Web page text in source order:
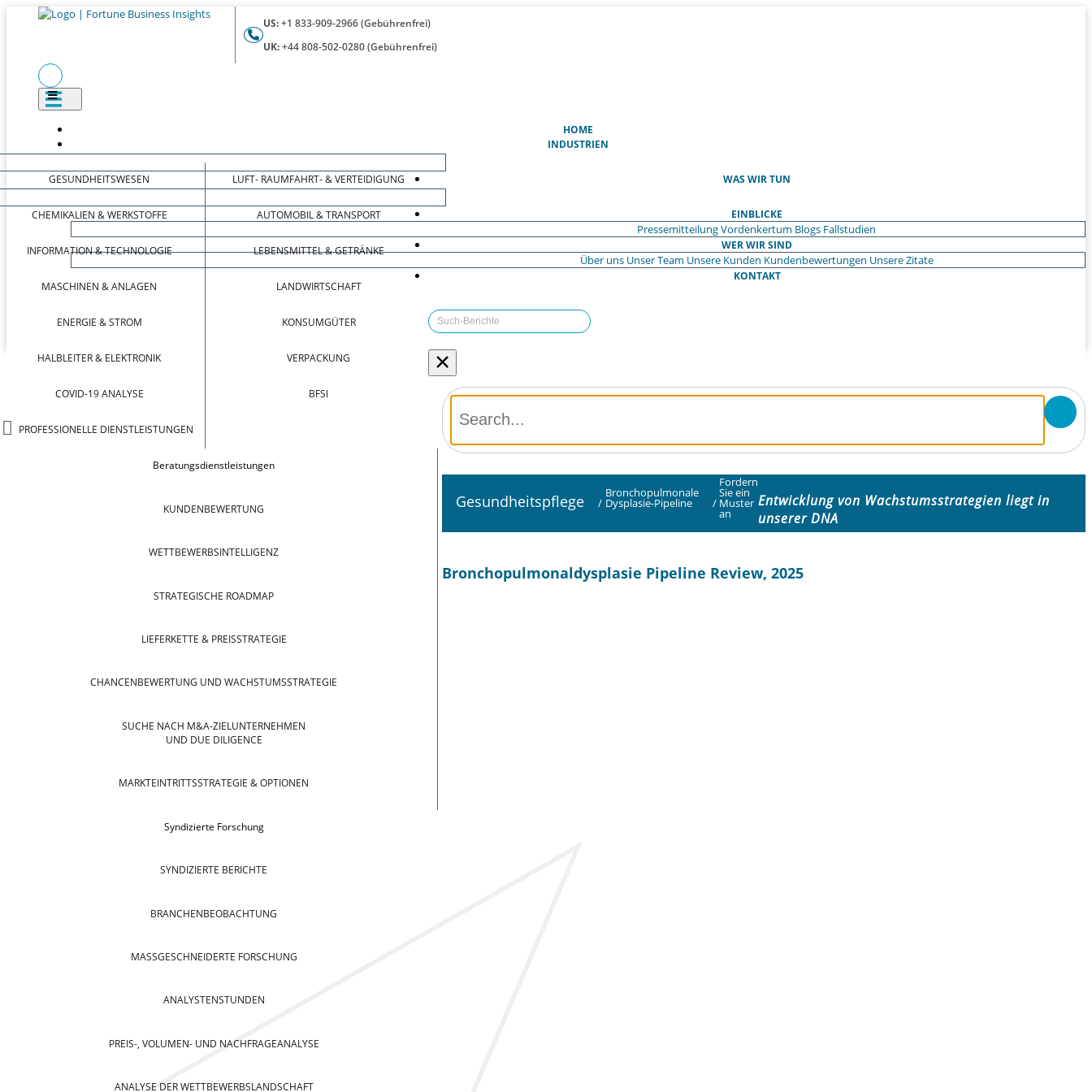
US:+1 833-909-2966 (Gebührenfrei)
UK:+44 808-502-0280 (Gebührenfrei)
HOME
INDUSTRIEN
GESUNDHEITSWESEN
CHEMIKALIEN & WERKSTOFFE
INFORMATION & TECHNOLOGIE
MASCHINEN & ANLAGEN
ENERGIE & STROM
HALBLEITER & ELEKTRONIK
COVID-19 ANALYSE
PROFESSIONELLE DIENSTLEISTUNGEN
LUFT- RAUMFAHRT- & VERTEIDIGUNG
AUTOMOBIL & TRANSPORT
LEBENSMITTEL & GETRÄNKE
LANDWIRTSCHAFT
KONSUMGÜTER
VERPACKUNG
BFSI
WAS WIR TUN
Beratungsdienstleistungen
KUNDENBEWERTUNG
WETTBEWERBSINTELLIGENZ
STRATEGISCHE ROADMAP
LIEFERKETTE & PREISSTRATEGIE
CHANCENBEWERTUNG UND WACHSTUMSSTRATEGIE
SUCHE NACH M&A-ZIELUNTERNEHMEN
UND DUE DILIGENCE
MARKTEINTRITTSSTRATEGIE & OPTIONEN
Syndizierte Forschung
SYNDIZIERTE BERICHTE
BRANCHENBEOBACHTUNG
MASSGESCHNEIDERTE FORSCHUNG
ANALYSTENSTUNDEN
PREIS-, VOLUMEN- UND NACHFRAGEANALYSE
ANALYSE DER WETTBEWERBSLANDSCHAFT
EINBLICKE
PressemitteilungVordenkertum Blogs Fallstudien
WER WIR SIND
Über uns Unser Team Unsere Kunden Kundenbewertungen Unsere Zitate
KONTAKT
×
Gesundheitspflege /
Bronchopulmonale
Dysplasie-Pipeline /
Fordern
Sie ein
Muster
an
Entwicklung von Wachstumsstrategien liegt in
unserer DNA
Bronchopulmonaldysplasie Pipeline Review, 2025